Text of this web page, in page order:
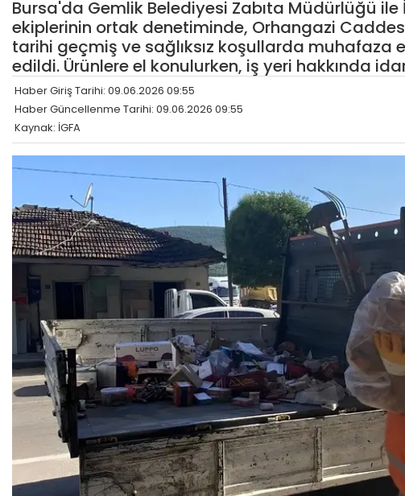
Bursa'da Gemlik Belediyesi Zabıta Müdürlüğü
ekiplerinin ortak denetiminde, Orhangazi
tarihi geçmiş ve sağlıksız koşullarda muhafaza
edildi. Ürünlere el konulurken, iş yeri hakkında
Haber Giriş Tarihi: 09.06.2026 09:55
Haber Güncellenme Tarihi: 09.06.2026 09:55
Kaynak: İGFA